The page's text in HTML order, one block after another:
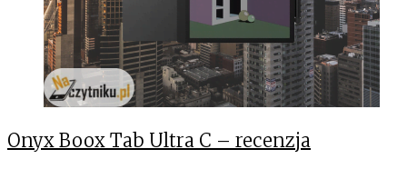
Onyx Boox Tab Ultra C – recenzja